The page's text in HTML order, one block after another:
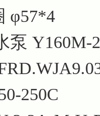
φ57*4
泵 Y160M-
250C